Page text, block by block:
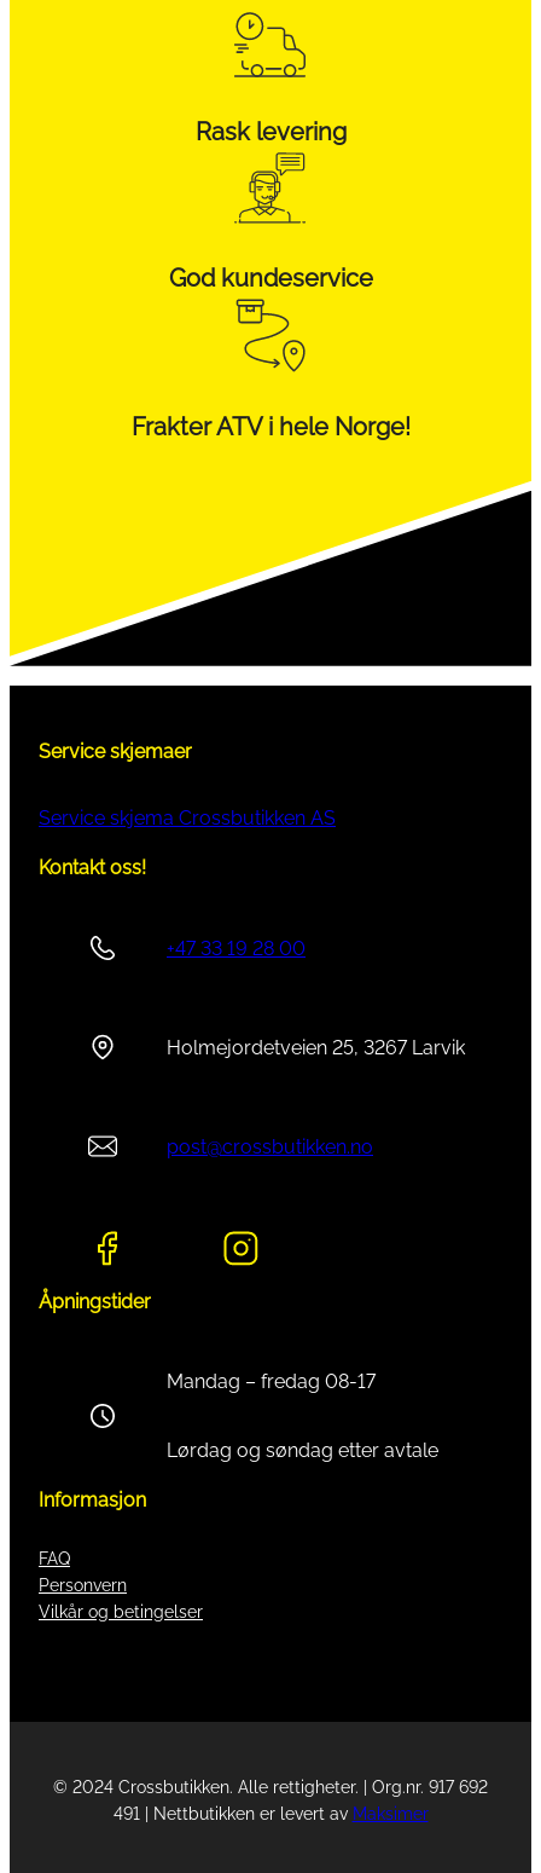
Rask levering
God kundeservice
Frakter ATV i hele Norge!
Service skjemaer
Service skjema Crossbutikken AS
Kontakt oss!
+47 33 19 28 00
Holmejordetveien 25, 3267 Larvik
post@crossbutikken.no
Åpningstider
Mandag – fredag 08-17
Lørdag og søndag etter avtale
Informasjon
FAQ
Personvern
Vilkår og betingelser
© 2024 Crossbutikken. Alle rettigheter. | Org.nr. 917 692
491 | Nettbutikken er levert av Maksimer